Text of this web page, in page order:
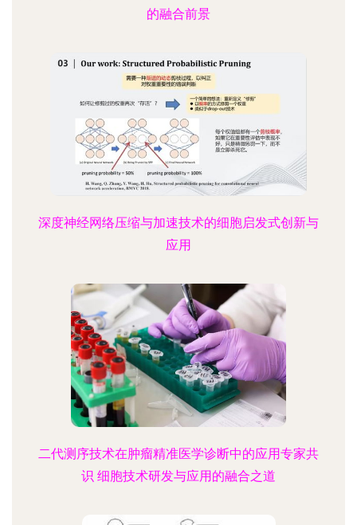
的融合前景
深度神经网络压缩与加速技术的细胞启发式创新与
应用
二代测序技术在肿瘤精准医学诊断中的应用专家共
识 细胞技术研发与应用的融合之道